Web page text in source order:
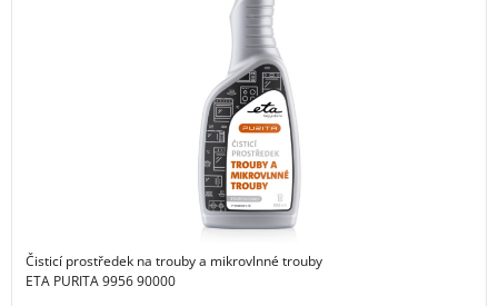
Čisticí prostředek na trouby a mikrovlnné trouby
ETA PURITA 9956 90000